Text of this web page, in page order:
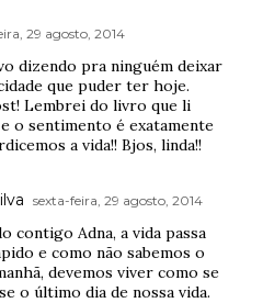
29 agosto, 2014
dizendo pra ninguém deixar
que puder ter hoje.
Lembrei do livro que li
o sentimento é exatamente
a vida!! Bjos, linda!!
sexta-feira, 29 agosto, 2014
contigo Adna, a vida passa
e como não sabemos o
devemos viver como se
o último dia de nossa vida.